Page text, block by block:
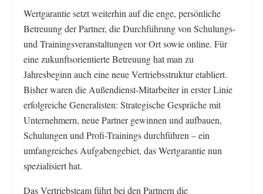
Wertgarantie setzt weiterhin auf die enge, persönliche
Betreuung der Partner, die Durchführung von Schulungs-
und Trainingsveranstaltungen vor Ort sowie online. Für
eine zukunftsorientierte Betreuung hat man zu
Jahresbeginn auch eine neue Vertriebsstruktur etabliert.
Bisher waren die Außendienst-Mitarbeiter in erster Linie
erfolgreiche Generalisten: Strategische Gespräche mit
Unternehmern, neue Partner gewinnen und aufbauen,
Schulungen und Profi-Trainings durchführen – ein
umfangreiches Aufgabengebiet, das Wertgarantie nun
spezialisiert hat.
Das Vertriebsteam führt bei den Partnern die